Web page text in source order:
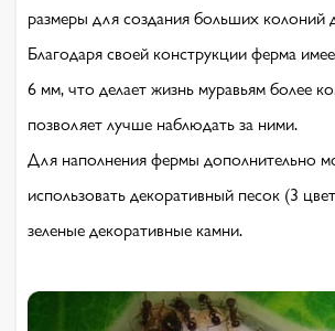
размеры для создания больших колоний
Благодаря своей конструкции ферма
6 мм, что делает жизнь муравьям более
позволяет лучше наблюдать за ними.
Для наполнения фермы дополнительно
использовать декоративный песок (3
зеленые декоративные камни.